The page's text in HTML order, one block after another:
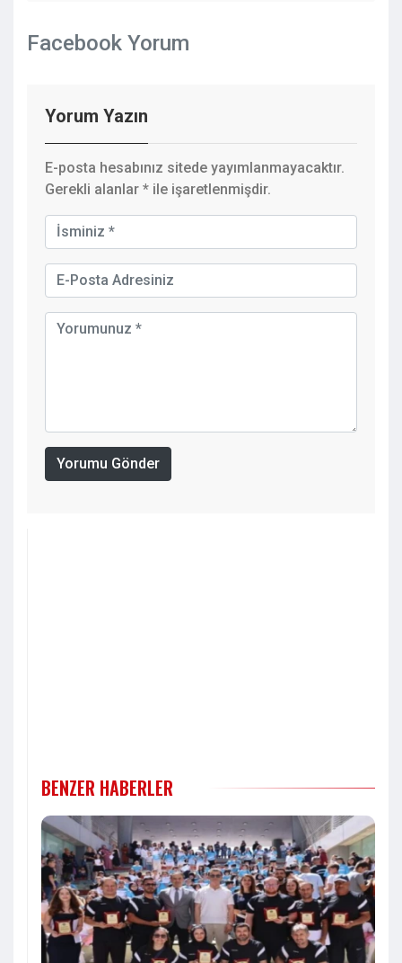
Facebook Yorum
Yorum Yazın
E-posta hesabınız sitede yayımlanmayacaktır.
Gerekli alanlar * ile işaretlenmişdir.
Yorumu Gönder
BENZER HABERLER